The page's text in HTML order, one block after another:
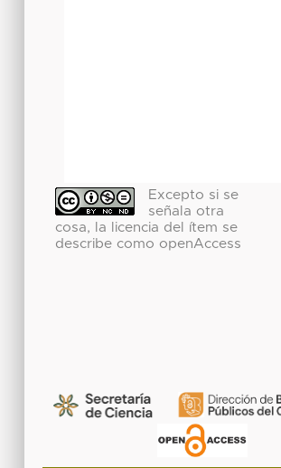
Excepto si se
señala otra
cosa, la licencia del ítem se
describe como openAccess